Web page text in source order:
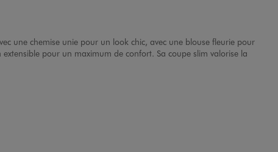
une chemise unie pour un look chic, avec une blouse fleurie pour
pour un maximum de confort. Sa coupe slim valorise la